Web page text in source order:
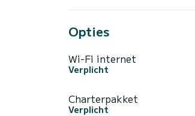
Opties
Wi-Fi internet
Verplicht
Charterpakket
Verplicht